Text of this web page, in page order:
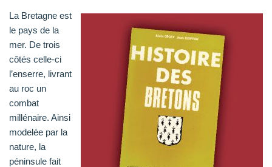
La Bretagne est
le pays de la
mer. De trois
côtés celle-ci
l’enserre, livrant
au roc un
combat
millénaire. Ainsi
modelée par la
nature, la
péninsule fait